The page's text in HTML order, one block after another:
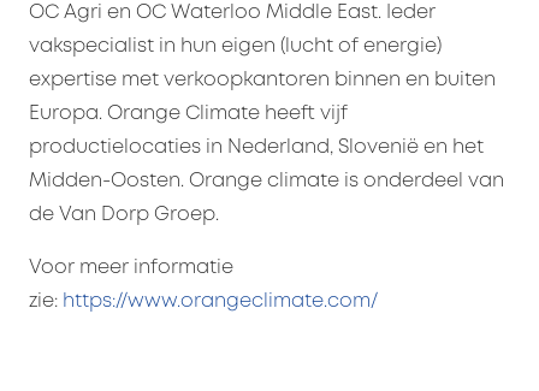
OC Agri en OC Waterloo Middle East. Ieder
vakspecialist in hun eigen (lucht of energie)
expertise met verkoopkantoren binnen en buiten
Europa. Orange Climate heeft vijf
productielocaties in Nederland, Slovenië en het
Midden-Oosten. Orange climate is onderdeel van
de Van Dorp Groep.
Voor meer informatie
zie: https://www.orangeclimate.com/